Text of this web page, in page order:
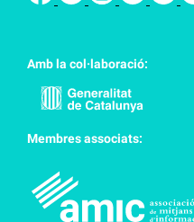
Amb la col·laboració:
Membres associats: